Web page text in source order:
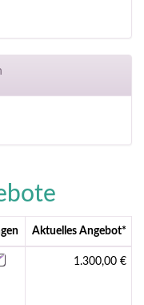
Aktuelles Angebot*
1.300,00 €